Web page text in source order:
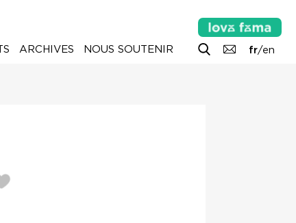
fr/en
ARCHIVES NOUS SOUTENIR